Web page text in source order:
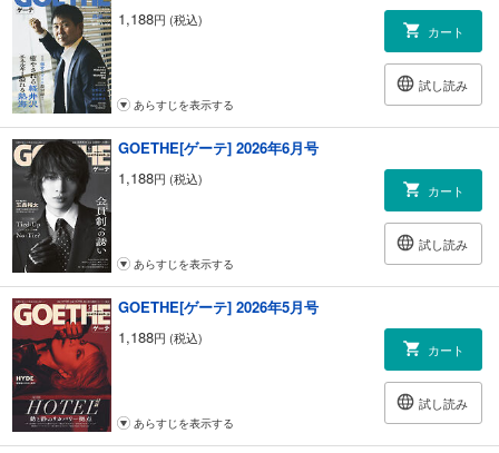
1,188円 (税込)
カート
試し読み
あらすじを表示する
GOETHE[ゲーテ] 2026年6月号
1,188円 (税込)
カート
試し読み
あらすじを表示する
GOETHE[ゲーテ] 2026年5月号
1,188円 (税込)
カート
試し読み
あらすじを表示する